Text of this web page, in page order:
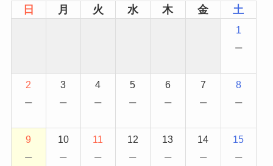
日 月 火 水 木 金 土
1
−
2
−
3
−
4
−
5
−
6
−
7
−
8
−
9
−
10
−
11
−
12
−
13
−
14
−
15
−